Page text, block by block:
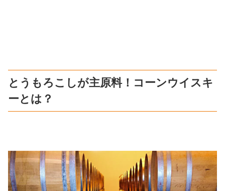
とうもろこしが主原料！コーンウイスキ
ーとは？